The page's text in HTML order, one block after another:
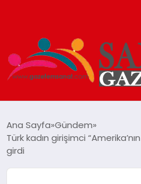
TEKNOLOJI
Ana Sayfa Gündem
Türk kadın girişimci
girdi